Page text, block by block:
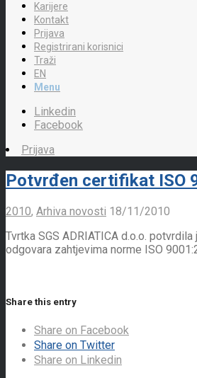
Karijere
Kontakt
Prijava
Registrirani korisnici
Traži
EN
Menu
Linkedin
Facebook
Prijava
Potvrđen certifikat ISO
2010, Arhiva novosti 18/11/2010
Tvrtka SGS ADRIATICA d.o.o.
odgovara zahtjevima norme ISO
Share this entry
Share on Facebook
Share on Twitter
Share on Linkedin